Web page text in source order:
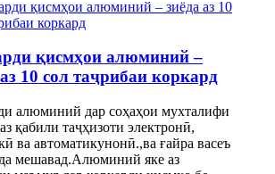
қисмҳои алюминий –
10 сол таҷрибаи коркард
алюминий дар соҳаҳои мухталифи
қабили таҷҳизоти электронӣ,
ва автоматикунонӣ.,ва ғайра васеъ
мешавад.Алюминий яке аз